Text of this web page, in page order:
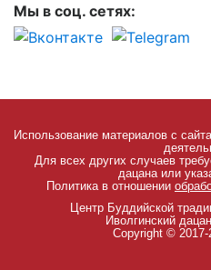
Мы в соц. сетях:
Использование материалов с
Для всех других случаев
дацана или
Политика в отношении
Центр Буддийской
Иволгинский
Copyright © 2017-